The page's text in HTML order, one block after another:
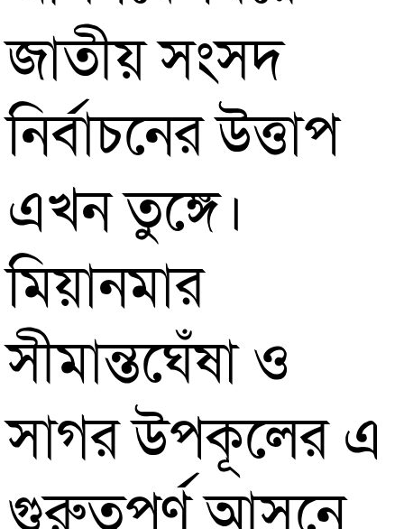
জাতীয় সংসদ
নির্বাচনের উত্তাপ
এখন তুঙ্গে।
মিয়ানমার
সীমান্তঘেঁষা ও
সাগর উপকূলের এ